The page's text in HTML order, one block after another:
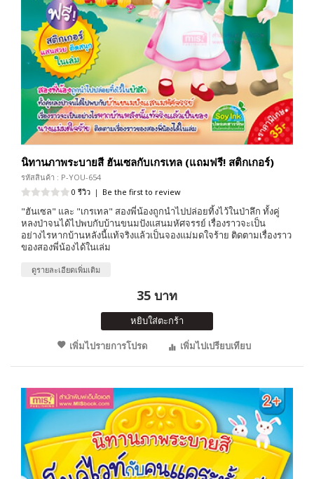
นิทานภาพระบายสี ฮันเซลกับเกรเทล (แถมฟรี! สติกเกอร์)
รหัสสินค้า : P-YOU-654
0 รีวิว | Be the first to review
"ฮันเซล" และ "เกรเทล" สองพี่น้องถูกนำไปปล่อยทิ้งไว้ในป่าลึก ทั้งคู่
หลงป่าจนได้ไปพบกับบ้านขนมปังแสนมหัศจรรย์ เรื่องราวจะเป็น
อย่างไรหากบ้านหลังนี้แท้จริงแล้วเป็นจองแม่มดใจร้าย ติดตามเรื่องราว
ของสองพี่น้องได้ในเล่ม
ดูรายละเอียดเพิ่มเติม
35 บาท
หยิบใส่ตะกร้า
เพิ่มไปรายการโปรด
เพิ่มไปเปรียบเทียบ